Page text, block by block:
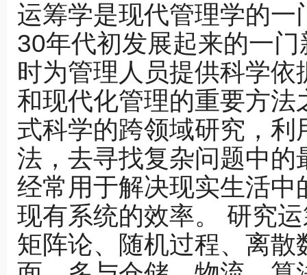
运筹学是现代管理学的
30年代初发展起来的一
时为管理人员提供科学
和现代化管理的重要方
式科学的跨领域研究，
法，去寻找复杂问题中
经常用于解决现实生活
现有系统的效率。 研究
矩阵论、随机过程、离